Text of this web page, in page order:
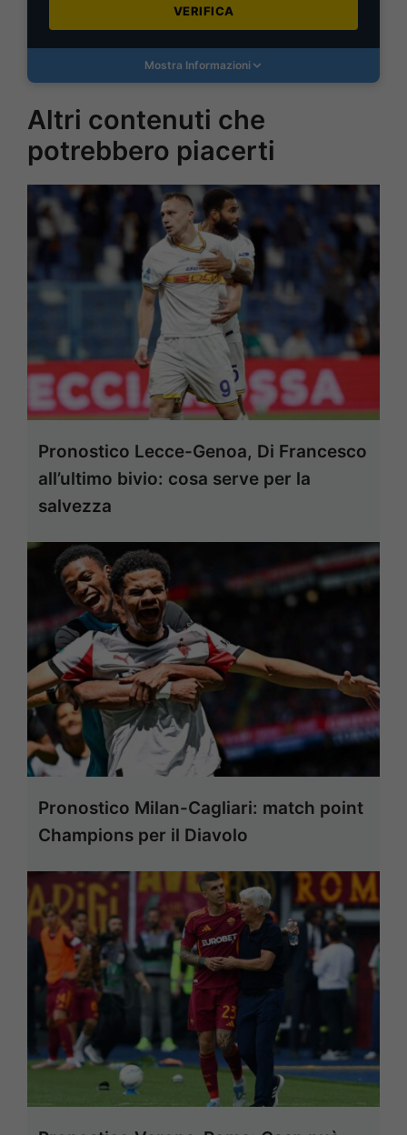
VERIFICA
Mostra Informazioni
Altri contenuti che
potrebbero piacerti
Pronostico Lecce-Genoa, Di Francesco
all’ultimo bivio: cosa serve per la
salvezza
Pronostico Milan-Cagliari: match point
Champions per il Diavolo